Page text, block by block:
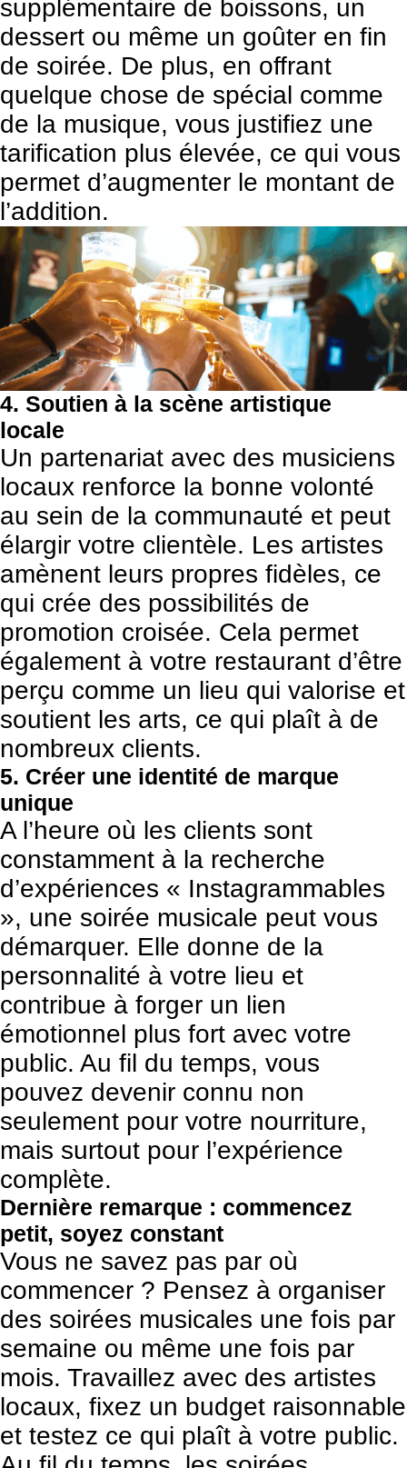
supplémentaire de boissons, un
dessert ou même un goûter en fin
de soirée. De plus, en offrant
quelque chose de spécial comme
de la musique, vous justifiez une
tarification plus élevée, ce qui vous
permet d’augmenter le montant de
l’addition.
4. Soutien à la scène artistique
locale
Un partenariat avec des musiciens
locaux renforce la bonne volonté
au sein de la communauté et peut
élargir votre clientèle. Les artistes
amènent leurs propres fidèles, ce
qui crée des possibilités de
promotion croisée. Cela permet
également à votre restaurant d’être
perçu comme un lieu qui valorise et
soutient les arts, ce qui plaît à de
nombreux clients.
5. Créer une identité de marque
unique
A l’heure où les clients sont
constamment à la recherche
d’expériences « Instagrammables
», une soirée musicale peut vous
démarquer. Elle donne de la
personnalité à votre lieu et
contribue à forger un lien
émotionnel plus fort avec votre
public. Au fil du temps, vous
pouvez devenir connu non
seulement pour votre nourriture,
mais surtout pour l’expérience
complète.
Dernière remarque : commencez
petit, soyez constant
Vous ne savez pas par où
commencer ? Pensez à organiser
des soirées musicales une fois par
semaine ou même une fois par
mois. Travaillez avec des artistes
locaux, fixez un budget raisonnable
et testez ce qui plaît à votre public.